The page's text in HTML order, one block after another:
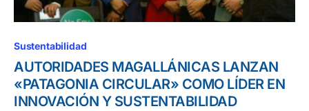
Sustentabilidad
AUTORIDADES MAGALLÁNICAS LANZAN
«PATAGONIA CIRCULAR» COMO LÍDER EN
INNOVACIÓN Y SUSTENTABILIDAD